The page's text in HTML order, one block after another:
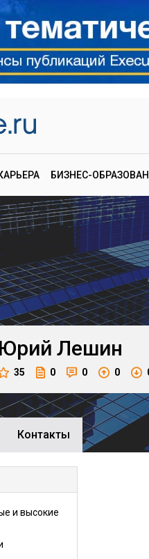
БИЗНЕС-
Юрий Лешин
35 0 0 0
Контакты
и высокие